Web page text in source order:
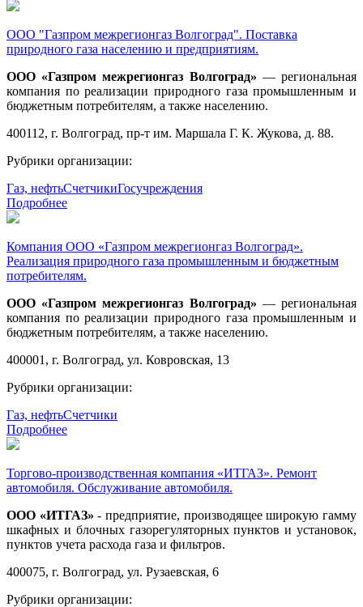
ООО "Газпром межрегионгаз Волгоград". Поставка
природного газа населению и предприятиям.
ООО «Газпром межрегионгаз Волгоград» — региональная
компания по реализации природного газа промышленным и
бюджетным потребителям, а также населению.
400112, г. Волгоград, пр-т им. Маршала Г. К. Жукова, д. 88.
Рубрики организации:
Газ, нефтьСчетчикиГосучреждения
Подробнее
Компания ООО «Газпром межрегионгаз Волгоград».
Реализация природного газа промышленным и бюджетным
потребителям.
ООО «Газпром межрегионгаз Волгоград» — региональная
компания по реализации природного газа промышленным и
бюджетным потребителям, а также населению.
400001, г. Волгоград, ул. Ковровская, 13
Рубрики организации:
Газ, нефтьСчетчики
Подробнее
Торгово-производственная компания «ИТГАЗ». Ремонт
автомобиля. Обслуживание автомобиля.
ООО «ИТГАЗ»- предприятие, производящее широкую гамму
шкафных и блочных газорегуляторных пунктов и установок,
пунктов учета расхода газа и фильтров.
400075, г. Волгоград, ул. Рузаевская, 6
Рубрики организации: